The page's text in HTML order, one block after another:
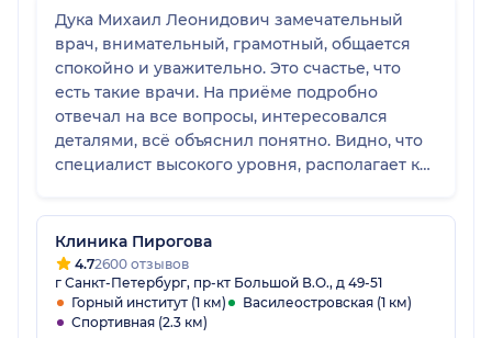
Дука Михаил Леонидович замечательный
врач, внимательный, грамотный, общается
спокойно и уважительно. Это счастье, что
есть такие врачи. На приёме подробно
отвечал на все вопросы, интересовался
деталями, всё объяснил понятно. Видно, что
специалист высокого уровня, располагает к
нему.
Клиника Пирогова
4.72600 отзывов
г Санкт-Петербург, пр-кт Большой В.О., д 49-51
Горный институт (1 км)
Василеостровская (1 км)
Спортивная (2.3 км)